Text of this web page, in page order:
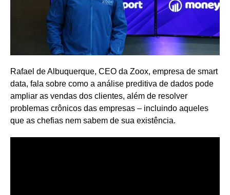
Rafael de Albuquerque, CEO da Zoox, empresa de smart
data, fala sobre como a análise preditiva de dados pode
ampliar as vendas dos clientes, além de resolver
problemas crônicos das empresas – incluindo aqueles
que as chefias nem sabem de sua existência.